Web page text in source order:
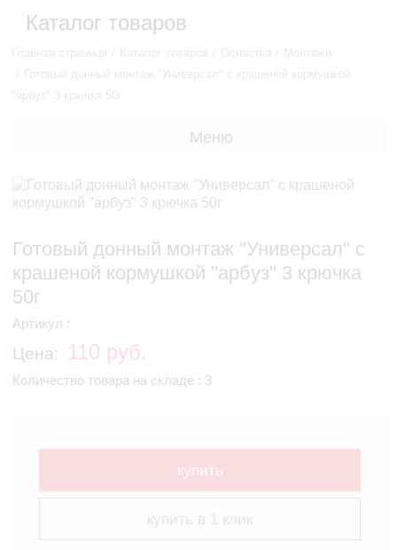
Каталог товаров
Меню
Готовый донный монтаж "Универсал" с
крашеной кормушкой "арбуз" 3 крючка
50г
Артикул :
Цена: 110 руб.
Количество товара на складе : 3
купить
купить в 1 клик